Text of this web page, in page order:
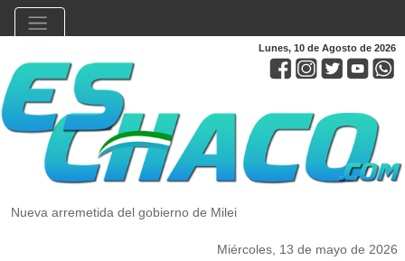
Lunes, 10 de Agosto de 2026
Nueva arremetida del gobierno de Milei
Miércoles, 13 de mayo de 2026